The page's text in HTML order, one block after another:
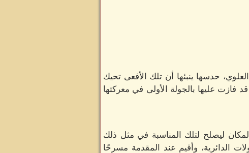
حدسها ينبئها أن تلك الأفعى تحيك
فازت عليها بالجولة الأولى في معركتها
ليصلح لتلك المناسبة في مثل ذلك
الدائرية، وأقيم عند المقدمة مسرحًا